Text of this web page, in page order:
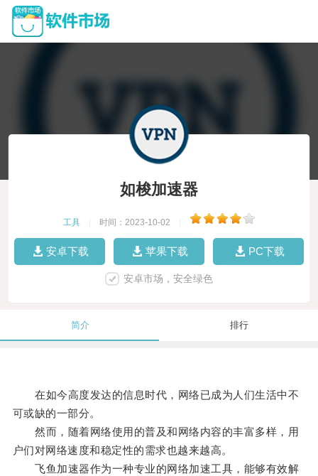
如梭加速器
工具 时间：2023-10-02
安卓下载 苹果下载 PC下载
安卓市场，安全绿色
简介 排行
在如今高度发达的信息时代，网络已成为人们生活中不
可或缺的一部分。
然而，随着网络使用的普及和网络内容的丰富多样，用
户们对网络速度和稳定性的需求也越来越高。
飞鱼加速器作为一种专业的网络加速工具，能够有效解